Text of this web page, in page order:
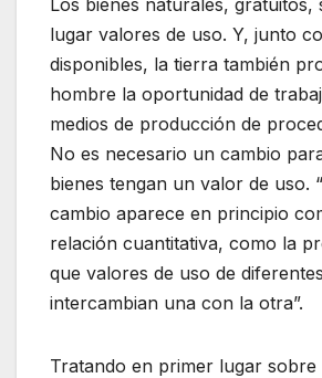
lugar valores de uso. Y, junto
disponibles, la tierra también
hombre la oportunidad de
medios de producción de
No es necesario un cambio
bienes tengan un valor de uso.
cambio aparece en principio
relación cuantitativa, como la
que valores de uso de
intercambian una con la otra”.
Tratando en primer lugar